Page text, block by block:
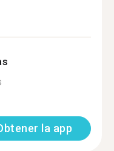
la app